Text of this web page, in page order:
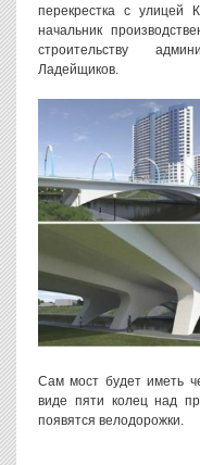
перекрестка с улицей
начальник
строительству
Ладейщиков.
Сам мост будет иметь
виде пяти колец над
появятся велодорожки.